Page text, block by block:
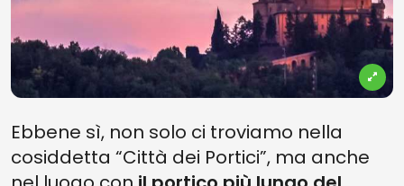
Ebbene sì, non solo ci troviamo nella
cosiddetta “Città dei Portici”, ma anche